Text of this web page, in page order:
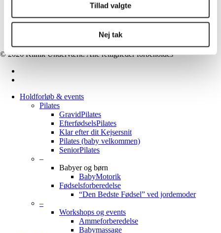
Tillad valgte
Nej tak
Handelsbetingelser
© 2026 Klinik Underværk. Alle rettigheder forbeholdes
Close
Holdforløb & events
Pilates
GravidPilates
EfterfødselsPilates
Klar efter dit Kejsersnit
Pilates (baby velkommen)
SeniorPilates
–
Babyer og børn
BabyMotorik
Fødselsforberedelse
“Den Bedste Fødsel” ved jordemoder
–
Workshops og events
Ammeforberedelse
Babymassage